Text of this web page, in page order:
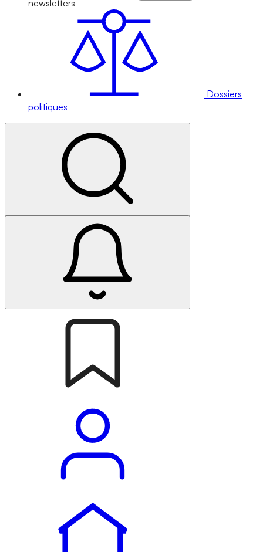
newsletters
Dossiers
politiques